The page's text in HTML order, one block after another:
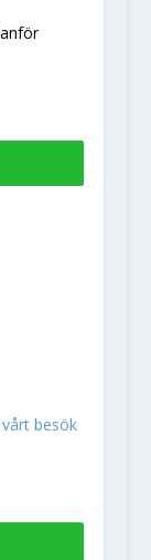
besök